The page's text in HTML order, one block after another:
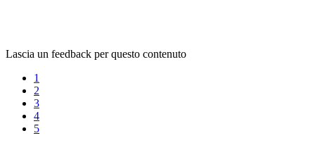
Lascia un feedback per questo contenuto
1
2
3
4
5